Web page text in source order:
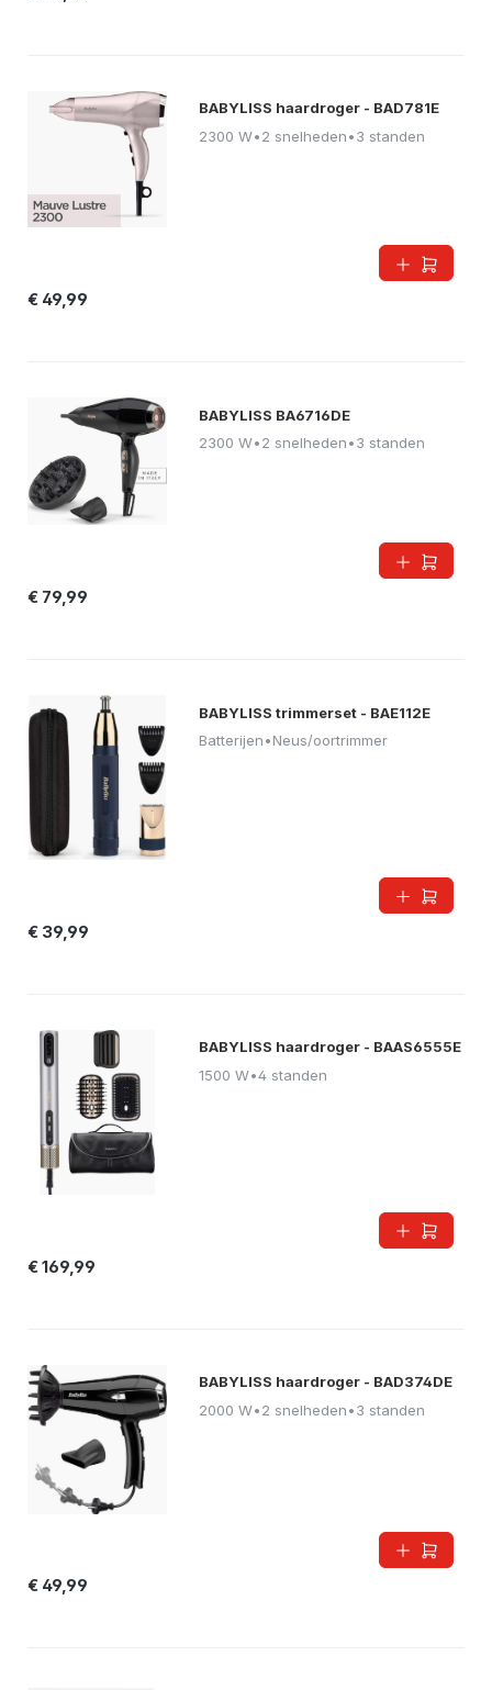
BABYLISS haardroger - BAD781E
2300 W•2 snelheden•3 standen
€ 49,99
BABYLISS BA6716DE
2300 W•2 snelheden•3 standen
€ 79,99
BABYLISS trimmerset - BAE112E
Batterijen•Neus/oortrimmer
€ 39,99
BABYLISS haardroger - BAAS6555E
1500 W•4 standen
€ 169,99
BABYLISS haardroger - BAD374DE
2000 W•2 snelheden•3 standen
€ 49,99